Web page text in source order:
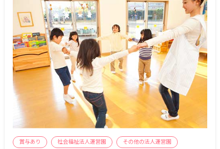
※試用期間有
賞与あり 社会福祉法人運営園 その他の法人運営園